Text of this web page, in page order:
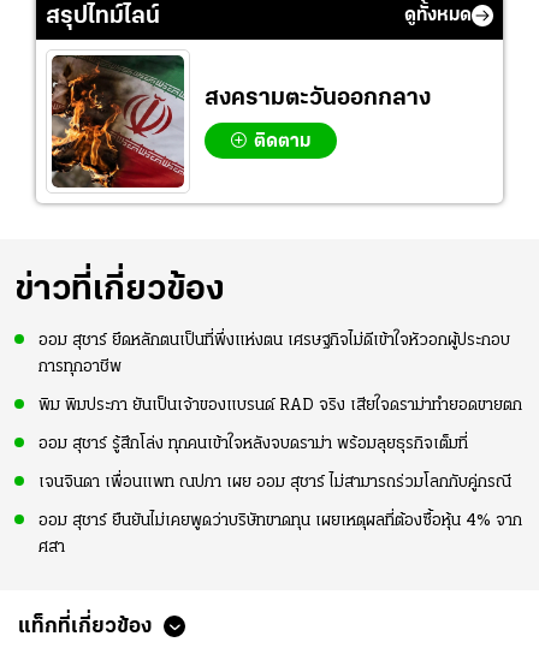
สรุปไทม์ไลน์ ดูทั้งหมด
สงครามตะวันออกกลาง
ติดตาม
ข่าวที่เกี่ยวข้อง
ออม สุชาร์ ยึดหลักตนเป็นที่พึ่งแห่งตน เศรษฐกิจไม่ดีเข้าใจหัวอกผู้ประกอบ
การทุกอาชีพ
พิม พิมประภา ยันเป็นเจ้าของแบรนด์ RAD จริง เสียใจดราม่าทำยอดขายตก
ออม สุชาร์ รู้สึกโล่ง ทุกคนเข้าใจหลังจบดราม่า พร้อมลุยธุรกิจเต็มที่
เจนจินดา เพื่อนแพท ณปภา เผย ออม สุชาร์ ไม่สามารถร่วมโลกกับคู่กรณี
ออม สุชาร์ ยืนยันไม่เคยพูดว่าบริษัทขาดทุน เผยเหตุผลที่ต้องซื้อหุ้น 4% จาก
ศสา
แท็กที่เกี่ยวข้อง